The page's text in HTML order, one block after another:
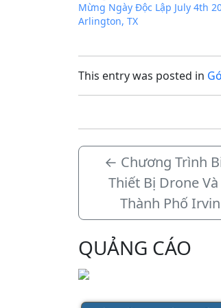
Mừng Ngày Độc Lập July 4th
Arlington, TX
This entry was posted in
← Chương Trình
Thiết Bị Drone
Thành Phố
QUẢNG CÁO